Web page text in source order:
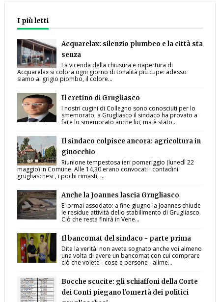
I più letti
Acquarelax: silenzio plumbeo e la città sta
senza
La vicenda della chiusura e riapertura di
Acquarelax si colora ogni giorno di tonalità più cupe: adesso
siamo al grigio piombo, il colore...
Il cretino di Grugliasco
I nostri cugini di Collegno sono conosciuti per lo
smemorato, a Grugliasco il sindaco ha provato a
fare lo smemorato anche lui, ma è stato...
Il sindaco colpisce ancora: agricoltura in
ginocchio
Riunione tempestosa ieri pomeriggio (lunedì 22
maggio) in Comune. Alle 14,30 erano convocati i contadini
grugliaschesi , i pochi rimasti, ...
Anche la Joannes lascia Grugliasco
E' ormai assodato: a fine giugno la Joannes chiude
le residue attività dello stabilimento di Grugliasco.
Ciò che resta finirà in Vene...
Il bancomat del sindaco - parte prima
Dite la verità: non avete sognato anche voi almeno
una volta di avere un bancomat con cui comprare
ciò che volete - cose e persone - alime...
Bocche scucite: gli schiaffoni della Corte
dei Conti piegano l'omertà dei politici